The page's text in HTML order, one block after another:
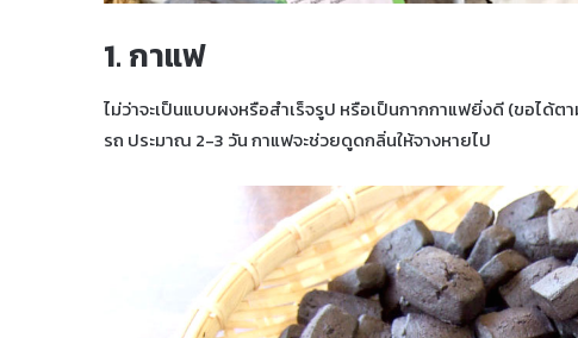
1. กาแฟ
ไม่ว่าจะเป็นแบบผงหรือสำเร็จรูป หรือเป็นกากกาแฟยิ่งดี (ขอได้ต
รถ ประมาณ 2-3 วัน กาแฟจะช่วยดูดกลิ่นให้จางหายไป